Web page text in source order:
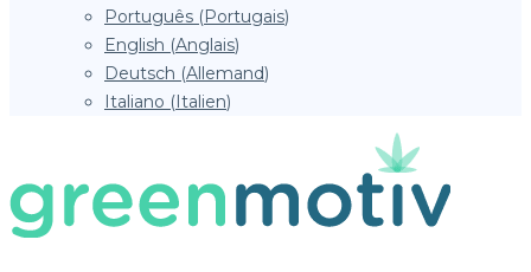
Português (Portugais)
English (Anglais)
Deutsch (Allemand)
Italiano (Italien)